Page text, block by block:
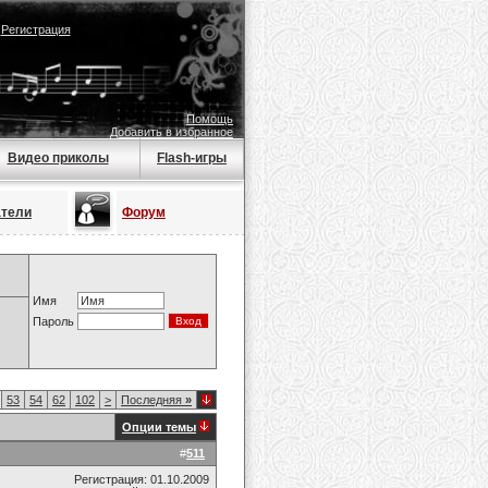
Регистрация
Помощь
Добавить в избранное
Видео приколы Flash-игры
Форум
Имя
Пароль
53 54 62 102 > Последняя »
Опции темы
#511
Регистрация: 01.10.2009